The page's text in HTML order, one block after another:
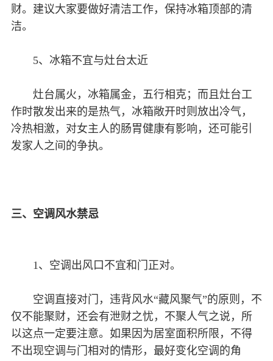
财。建议大家要做好清洁工作，保持冰箱顶部的清
洁。
5、冰箱不宜与灶台太近
灶台属火，冰箱属金，五行相克；而且灶台工
作时散发出来的是热气，冰箱敞开时则放出冷气，
冷热相激，对女主人的肠胃健康有影响，还可能引
发家人之间的争执。
三、空调风水禁忌
1、空调出风口不宜和门正对。
空调直接对门，违背风水“藏风聚气”的原则，不
仅不能聚财，还会有泄财之忧，不聚人气之说，所
以这点一定要注意。如果因为居室面积所限，不得
不出现空调与门相对的情形，最好变化空调的角